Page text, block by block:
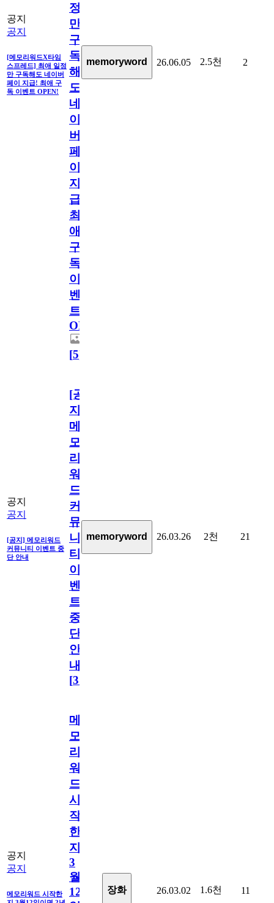
공지
공지
[메모리워드X타임
스프레드] 최애 일정
만 구독해도 네이버
페이 지급! 최애 구
독 이벤트 OPEN!
정
만
구
독
해
도
네
이
버
페
이
지
급!
최
애
구
독
이
벤
트
OPEN!
[5]
memoryword 26.06.05 2.5천 2
공지
공지
[공지] 메모리워드
커뮤니티 이벤트 중
단 안내
[공
지]
메
모
리
워
드
커
뮤
니
티
이
벤
트
중
단
안
내
[31
memoryword 26.03.26 2천 21
공지
공지
메모리워드 시작한
메
모
리
워
드
시
작
한
지
3
월
12
장화 26.03.02 1.6천 11